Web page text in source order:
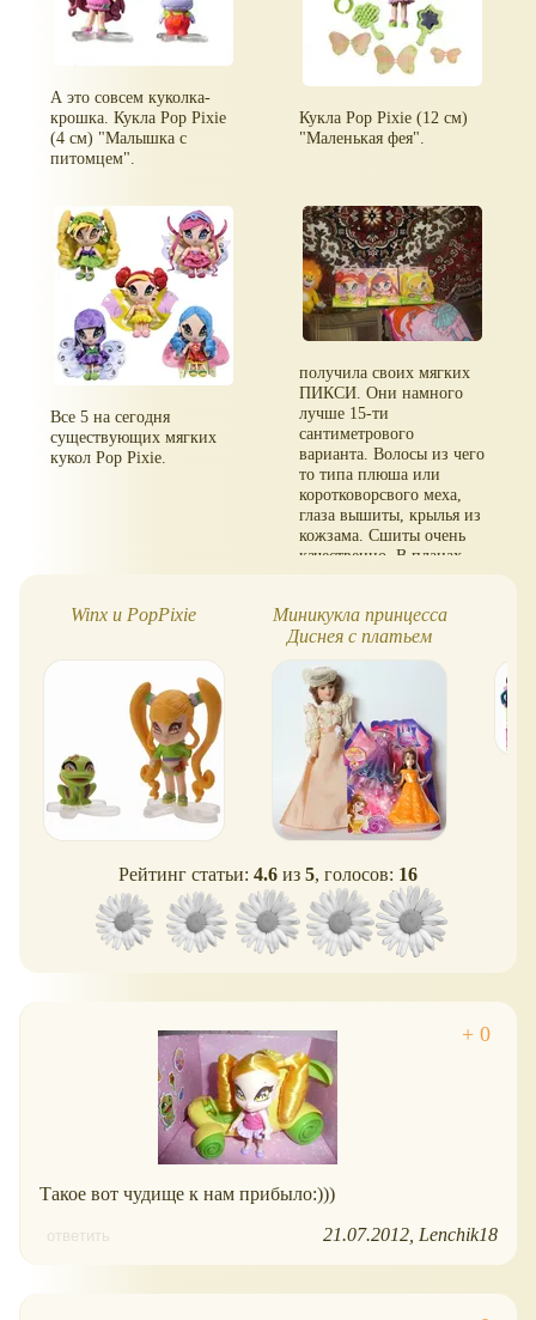
А это совсем куколка-
крошка. Кукла Pop Pixie
(4 см) "Малышка с
питомцем".
Кукла Pop Pixie (12 см)
"Маленькая фея".
Все 5 на сегодня
существующих мягких
кукол Pop Pixie.
получила своих мягких
ПИКСИ. Они намного
лучше 15-ти
сантиметрового
варианта. Волосы из чего
то типа плюша или
коротковорсвого меха,
глаза вышиты, крылья из
кожзама. Сшиты очень
качественно, В планах
шелковистого
трикотажа.. В общем
покупкой довольна.
Стоит брать именно
25сантиметровый
вариант
Winx и PopPixie
Миникукла принцесса
Диснея с платьем
MagiClip - Белль
Рейтинг статьи: 4.6 из 5, голосов: 16
Такое вот чудище к нам прибыло:)))
ответить 21.07.2012 Lenchik18